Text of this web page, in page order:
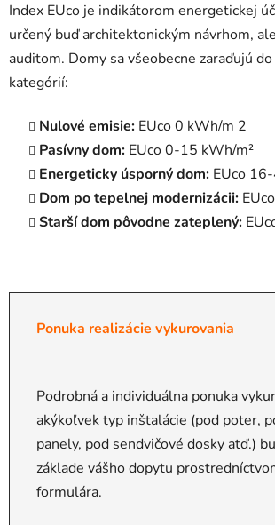
Index EUco je indikátorom energetickej
určený buď architektonickým návrhom,
auditom. Domy sa všeobecne zaraďujú
kategórií:
Nulové emisie: EUco 0 kWh/m 2
Pasívny dom: EUco 0-15 kWh/m²
Energeticky úsporný dom: EUco
Dom po tepelnej modernizácii:
Starší dom pôvodne zateplený:
Ponuka realizácie vykurovania
Podrobná a individuálna ponuka
akýkoľvek typ inštalácie (pod poter,
panely, pod sendvičové dosky atď.)
základe vášho dopytu
formulára.